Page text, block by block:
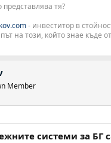
представлява тя?
- инвеститор в
на този, който знае къде
Member
системи за БГ